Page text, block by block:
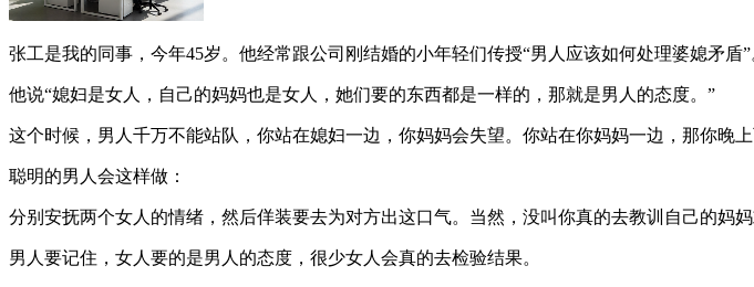
张工是我的同事，今年45岁。他经常跟公司刚结婚的小年轻们传授“男人应该如何处理婆媳矛盾”
他说“媳妇是女人，自己的妈妈也是女人，她们要的东西都是一样的，那就是男人的态度。”
这个时候，男人千万不能站队，你站在媳妇一边，你妈妈会失望。你站在你妈妈一边，那你晚上
聪明的男人会这样做：
分别安抚两个女人的情绪，然后佯装要去为对方出这口气。当然，没叫你真的去教训自己的妈妈
男人要记住，女人要的是男人的态度，很少女人会真的去检验结果。